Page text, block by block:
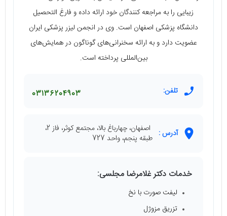
زیبایی را به مراجعه کنندگان خود ارائه داده و فارغ التحصیل
دانشگاه پزشکی اصفهان است. وی در انجمن لیزر پزشکی ایران
عضویت دارد و به ارائه سخنرانی‌های گوناگون در همایش‌های
بین‌المللی پرداخته است.
تلفن: 03136204903
آدرس :
اصفهان، چهارباغ بالا، مجتمع کوثر، فاز 2،
طبقه پنجم، واحد 727
خدمات دکتر غلامرضا مجلسی:
لیفت صورت با نخ
تزریق مزوژل